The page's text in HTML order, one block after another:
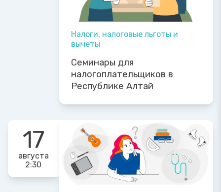
Налоги, налоговые льготы и
вычеты
Семинары для
налогоплательщиков в
Республике Алтай
17
августа
2:30